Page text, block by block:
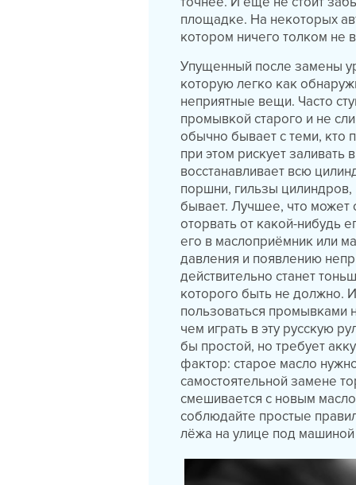
площадке. На некоторых
котором ничего толком не
Упущенный после замены
которую легко как
неприятные вещи. Часто
промывкой старого и не
обычно бывает с теми, кто
при этом рискует
восстанавливает всю
поршни, гильзы
бывает. Лучшее, что может
оторвать от какой-нибудь
его в маслоприёмник или
давления и появлению
действительно станет
которого быть не должно.
пользоваться промывками
чем играть в эту русскую
бы простой, но требует
фактор: старое масло
самостоятельной замене
смешивается с новым
соблюдайте простые
лёжа на улице под машиной